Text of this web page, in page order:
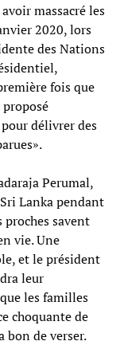
massacré les
2020, lors
des Nations
fois que
délivrer des
Perumal,
Lanka pendant
proches savent
vie. Une
et le président
leur
les familles
choquante de
bon de verser.